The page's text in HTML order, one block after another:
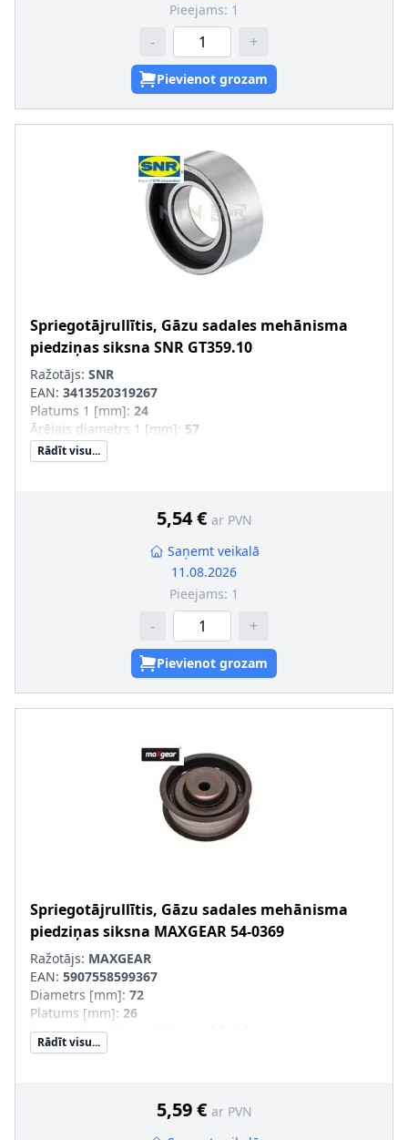
Pieejams: 1
- +
Pievienot grozam
Spriegotājrullītis, Gāzu sadales mehānisma
piedziņas siksna SNR GT359.10
Ražotājs: SNR
EAN: 3413520319267
Platums 1 [mm]: 24
Ārējais diametrs 1 [mm]: 57
Rādīt visu...
5,54 € ar PVN
Saņemt veikalā
11.08.2026
Pieejams: 1
- +
Pievienot grozam
Spriegotājrullītis, Gāzu sadales mehānisma
piedziņas siksna MAXGEAR54-0369
Ražotājs: MAXGEAR
EAN: 5907558599367
Diametrs [mm]: 72
Platums [mm]: 26
Spriegotājrullīša darbība
Rādīt visu...
5,59 € ar PVN